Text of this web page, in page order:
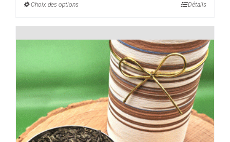
Choix des optionsCe
plusieurs
variations.
Les
options
peuvent
être
choisies
Détails